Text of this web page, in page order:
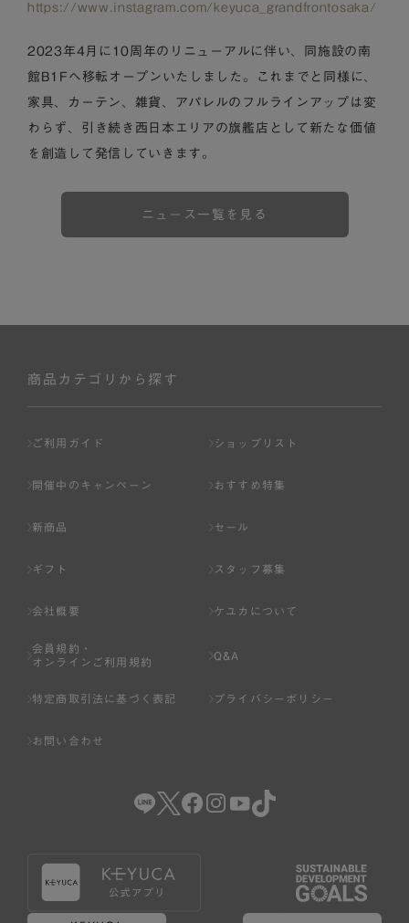
https://www.instagram.com/keyuca_grandfrontosaka/
2023年4月に10周年のリニューアルに伴い、同施設の南
館B1Fへ移転オープンいたしました。これまでと同様に、
家具、カーテン、雑貨、アパレルのフルラインアップは変
わらず、引き続き西日本エリアの旗艦店として新たな価値
を創造して発信していきます。
ニュース一覧を見る
商品カテゴリから探す
ご利用ガイド ショップリスト
開催中のキャンペーン おすすめ特集
新商品 セール
ギフト スタッフ募集
会社概要 ケユカについて
会員規約・
オンラインご利用規約
Q&A
特定商取引法に基づく表記 プライバシーポリシー
お問い合わせ